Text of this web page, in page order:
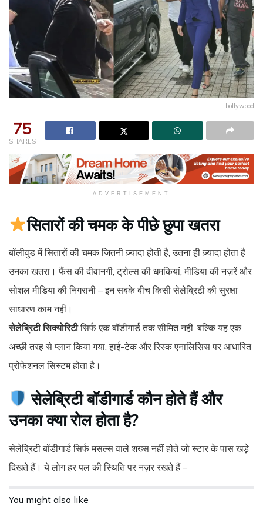
bollywood
75
SHARES
ADVERTISEMENT
सितारों की चमक के पीछे छुपा खतरा
बॉलीवुड में सितारों की चमक जितनी ज़्यादा होती है, उतना ही ज़्यादा होता है
उनका खतरा। फैंस की दीवानगी, ट्रोल्स की धमकियां, मीडिया की नज़रें और
सोशल मीडिया की निगरानी – इन सबके बीच किसी सेलेब्रिटी की सुरक्षा
साधारण काम नहीं।
सेलेब्रिटी सिक्योरिटीसिर्फ एक बॉडीगार्ड तक सीमित नहीं, बल्कि यह एक
अच्छी तरह से प्लान किया गया, हाई-टेक और रिस्क एनालिसिस पर आधारित
प्रोफेशनल सिस्टम होता है।
सेलेब्रिटी बॉडीगार्ड कौन होते हैं और
उनका क्या रोल होता है?
सेलेब्रिटी बॉडीगार्ड सिर्फ मसल्स वाले शख्स नहीं होते जो स्टार के पास खड़े
दिखते हैं। ये लोग हर पल की स्थिति पर नज़र रखते हैं –
You might also like